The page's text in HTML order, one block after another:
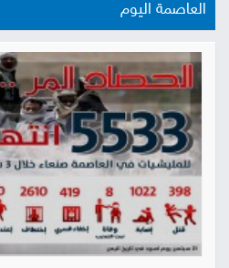
العاصمة اليوم